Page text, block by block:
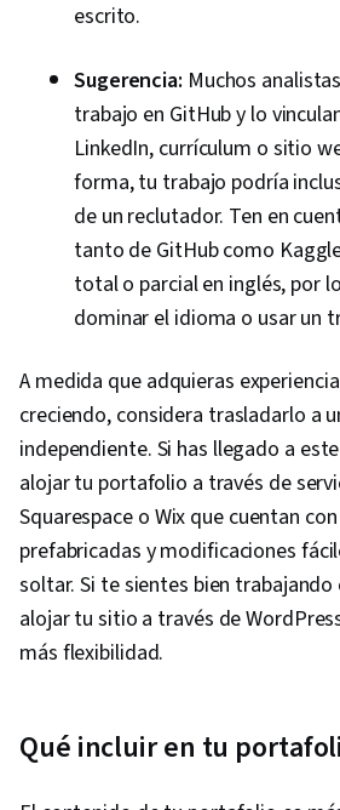
escrito.
Sugerencia: Muchos
trabajo en GitHub y lo
LinkedIn, currículum o sitio
forma, tu trabajo podría
de un reclutador. Ten en
tanto de GitHub como
total o parcial en inglés, por
dominar el idioma o usar un
A medida que adquieras
creciendo, considera trasladarlo a
independiente. Si has llegado a
alojar tu portafolio a través de
Squarespace o Wix que cuentan
prefabricadas y modificaciones
soltar. Si te sientes bien trabajando
alojar tu sitio a través de
más flexibilidad.
Qué incluir en tu